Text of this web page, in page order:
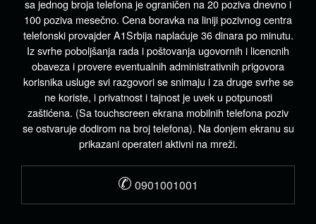
sa jednog broja telefona je ograničen na 20 poziva dnevno i
100 poziva mesečno. Cena boravka na liniji pozivnog centra
telefonski provajder A1Srbija naplaćuje 36 dinara po minutu.
Iz svrhe poboljšanja rada i poštovanja ugovornih i licencnih
obaveza i provere eventualnih administrativnih prigovora
korisnika usluge svi razgovori se snimaju i za druge svrhe se
ne koriste, i privatnost i tajnost je uvek u potpunosti
zaštićena. (Sa touchscreen ekrana mobilnih telefona poziv
se ostvaruje dodirom na broj telefona). Na donjem ekranu su
prikazani operateri aktivni na mreži.
✆ 0901001001